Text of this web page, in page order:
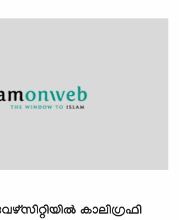
കാലിഗ്രഫി